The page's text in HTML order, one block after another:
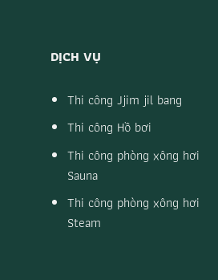
DỊCH VỤ
Thi công Jjim jil bang
Thi công Hồ bơi
Thi công phòng xông hơi
Sauna
Thi công phòng xông hơi
Steam